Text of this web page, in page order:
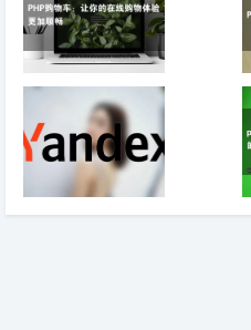
PHP购物车：让你
的在线购物体验更加
顺畅